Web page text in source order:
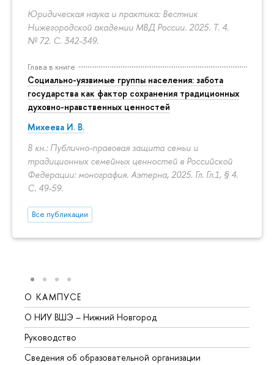
Юридическая наука и практика: Вестник
Нижегородской академии МВД России. 2025. Т. 4.
№ 72. С. 342-349.
Глава в книге
Социально-уязвимые группы населения: забота
государства как фактор сохранения традиционных
духовно-нравственных ценностей
Михеева И. В.
В кн.: Публично-правовая защита семьи и
традиционных семейных ценностей в Российской
Федерации: монография. Аэтерна, 2025. Гл. Гл.1, § 4.
С. 49-59.
Все публикации
О КАМПУСЕ
О НИУ ВШЭ – Нижний Новгород
Руководство
Сведения об образовательной организации